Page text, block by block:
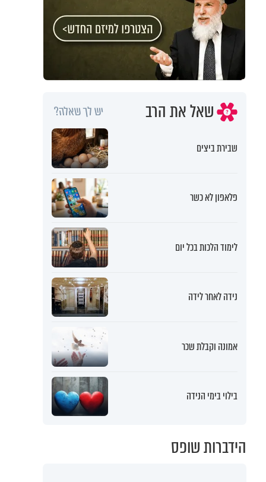
שאל את הרב יש לך שאלה?
שבירת ביצים
פלאפון לא כשר
לימוד הלכות בכל יום
נידה לאחר לידה
אמונה וקבלת שכר
בילוי בימי הנידה
הידברות שופס